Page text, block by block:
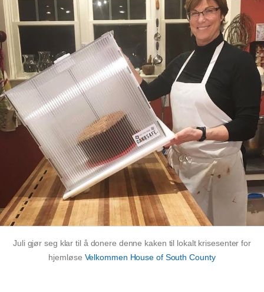
Juli gjør seg klar til å donere denne kaken til lokalt krisesenter for
hjemløse Velkommen House of South County